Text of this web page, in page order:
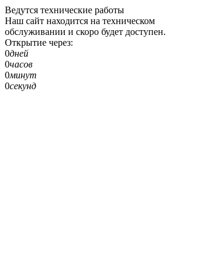
Ведутся технические работы
Наш сайт находится на техническом
обслуживании и скоро будет доступен.
Открытие через:
0дней
0часов
0минут
0секунд